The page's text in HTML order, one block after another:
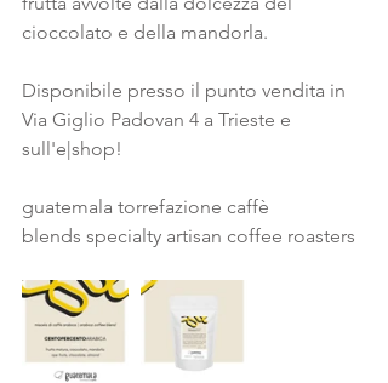
cioccolato e della mandorla.
Disponibile presso il punto vendita in
Via Giglio Padovan 4 a Trieste e
sull'e|shop!
guatemala torrefazione caffè
blends specialty artisan coffee roasters